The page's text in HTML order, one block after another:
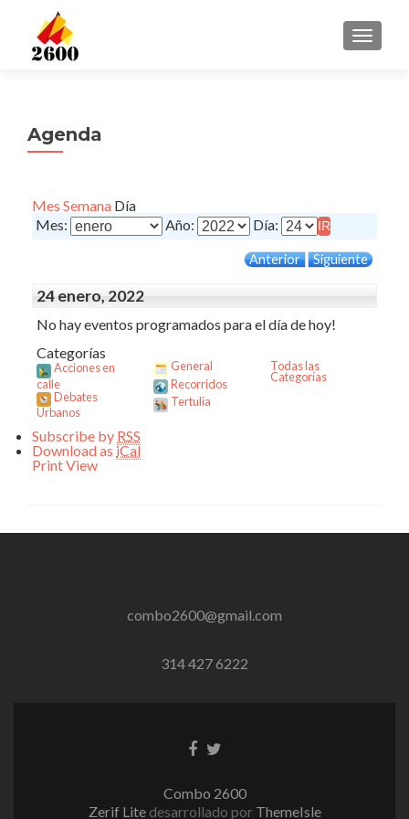
Agenda
Mes Semana Día
Mes:
Año: Día:
Anterior Siguiente
24 enero, 2022
No hay eventos programados para el día de hoy!
Categorías
Acciones en
calle
Debates
Urbanos
General
Recorridos
Tertulia
Todas las
Categorías
Subscribe by RSS
Download as iCal
PrintView
combo2600@gmail.com
314 427 6222
EnlaceEnlace
Combo 2600
Zerif Lite desarrollado por ThemeIsle